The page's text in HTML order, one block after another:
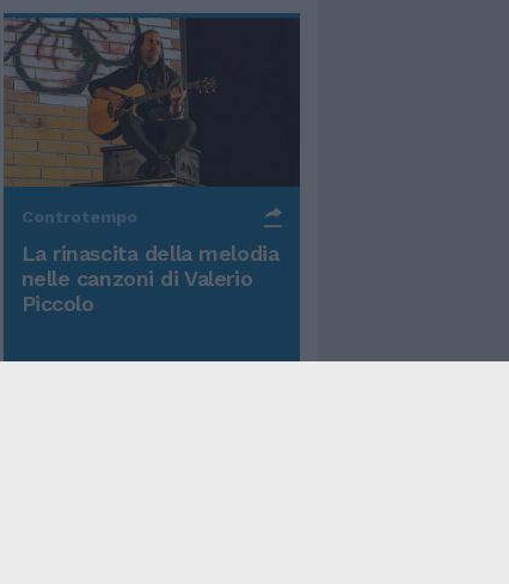
Controtempo
La rinascita della melodia
nelle canzoni di Valerio
Piccolo